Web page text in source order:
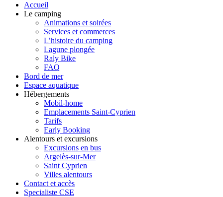
Accueil
Le camping
Animations et soirées
Services et commerces
L’histoire du camping
Lagune plongée
Raly Bike
FAQ
Bord de mer
Espace aquatique
Hébergements
Mobil-home
Emplacements Saint-Cyprien
Tarifs
Early Booking
Alentours et excursions
Excursions en bus
Argelès-sur-Mer
Saint Cyprien
Villes alentours
Contact et accès
Specialiste CSE